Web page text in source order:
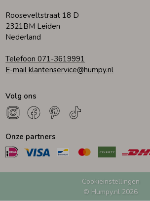
Kledingaccessoires
Beenmode
Winteraccessoires
Rooseveltstraat 18 D
2321BM Leiden
Nederland
Telefoon 071-3619991
E-mail klantenservice@humpy.nl
Volg ons
Onze partners
Cookieinstellingen
© Humpy.nl 2026